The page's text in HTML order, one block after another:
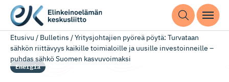
Etusivu / Bulletins /Yritysjohtajien pyöreä pöytä: Turvataan
sähkön riittävyys kaikille toimialoille ja uusille investoinneille –
puhdas sähkö Suomen kasvuvoimaksi
Energia